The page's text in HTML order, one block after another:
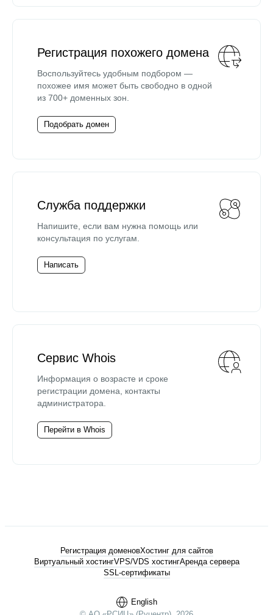
Регистрация похожего домена
Воспользуйтесь удобным подбором —
похожее имя может быть свободно в одной
из 700+ доменных зон.
Подобрать домен
Служба поддержки
Напишите, если вам нужна помощь или
консультация по услугам.
Написать
Сервис Whois
Информация о возрасте и сроке
регистрации домена, контакты
администратора.
Перейти в Whois
English
Регистрация доменовХостинг для сайтов
Виртуальный хостингVPS/VDS хостингАренда сервера
SSL-сертификаты